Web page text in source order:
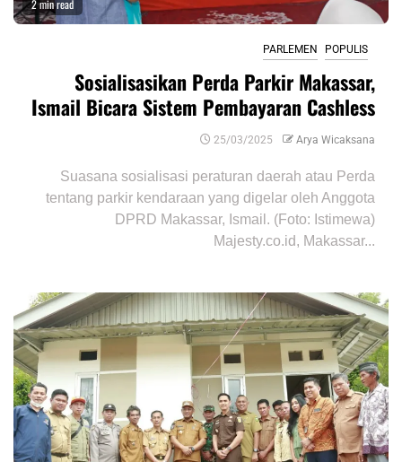
2 min read
PARLEMEN POPULIS
Sosialisasikan Perda Parkir Makassar,
Ismail Bicara Sistem Pembayaran Cashless
25/03/2025 Arya Wicaksana
Suasana sosialisasi peraturan daerah atau Perda
tentang parkir kendaraan yang digelar oleh Anggota
DPRD Makassar, Ismail. (Foto: Istimewa)
Majesty.co.id, Makassar...